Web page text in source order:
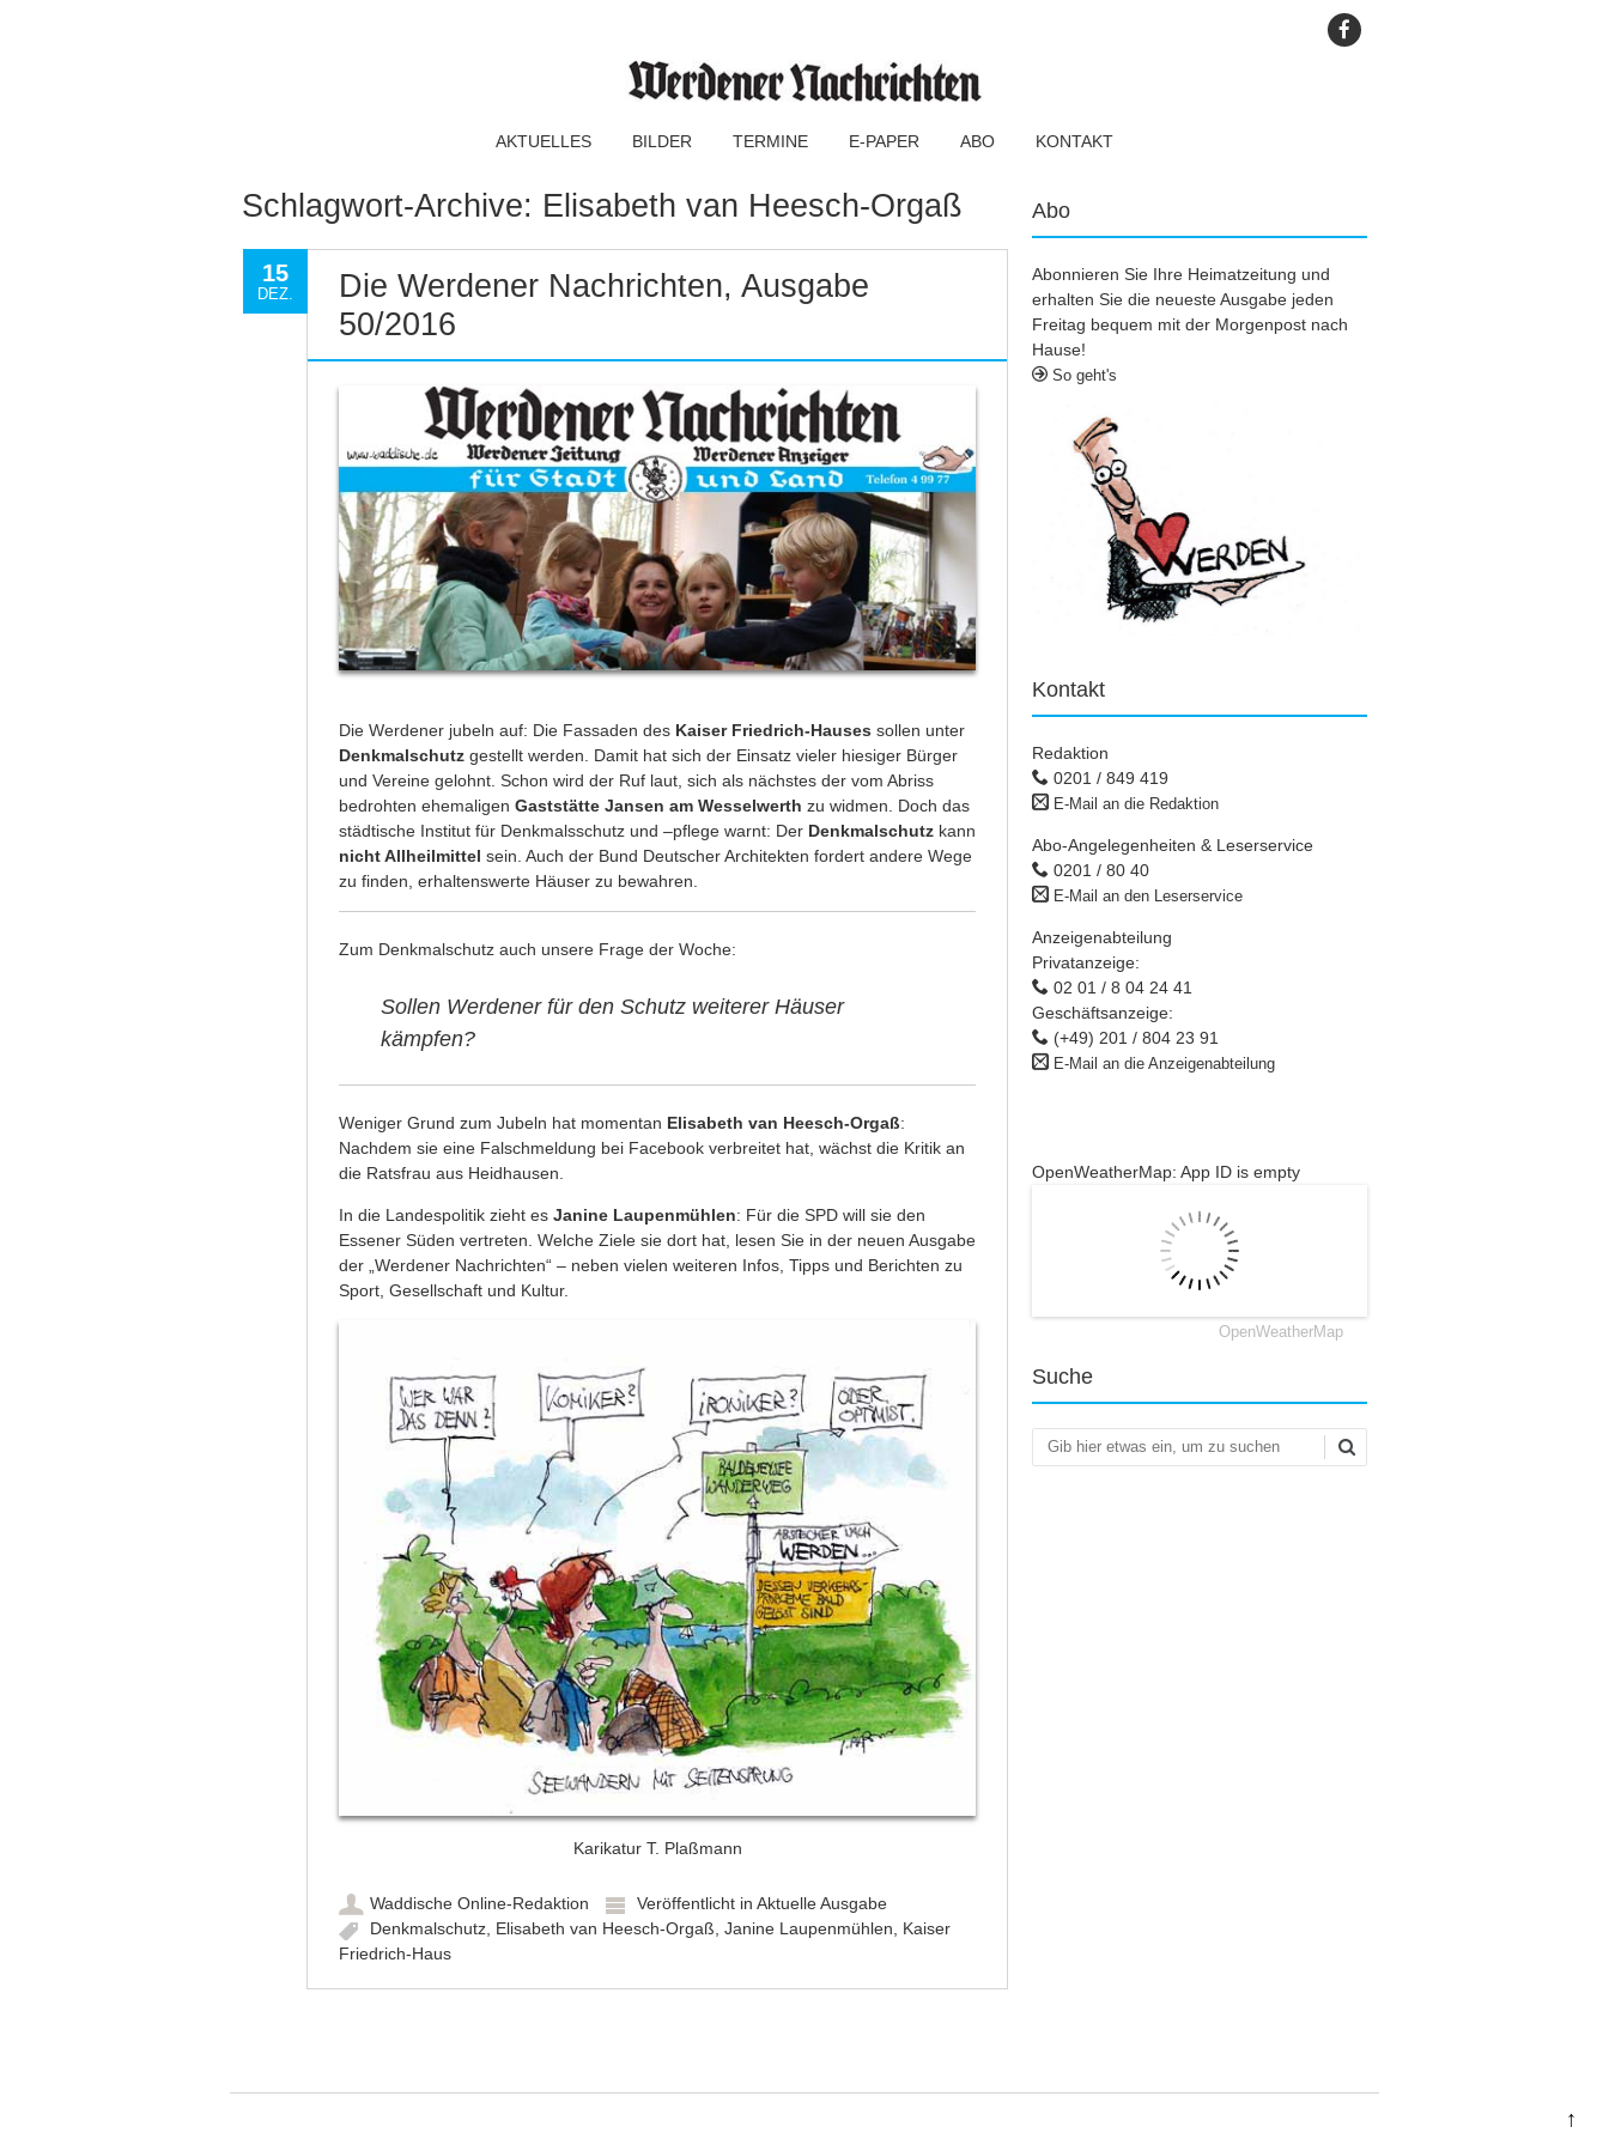
AKTUELLES BILDER TERMINE E-PAPER ABO KONTAKT
Schlagwort-Archive: Elisabeth van Heesch-Orgaß
15
DEZ.
Die Werdener Nachrichten, Ausgabe
50/2016
Die Werdener jubeln auf: Die Fassaden des Kaiser Friedrich-Hauses sollen unter
Denkmalschutzgestellt werden. Damit hat sich der Einsatz vieler hiesiger Bürger
und Vereine gelohnt. Schon wird der Ruf laut, sich als nächstes der vom Abriss
bedrohten ehemaligen Gaststätte Jansen am Wesselwerth zu widmen. Doch das
städtische Institut für Denkmalsschutz und –pflege warnt: Der Denkmalschutzkann
nicht Allheilmittel sein. Auch der Bund Deutscher Architekten fordert andere Wege
zu finden, erhaltenswerte Häuser zu bewahren.
Zum Denkmalschutz auch unsere Frage der Woche:
Sollen Werdener für den Schutz weiterer Häuser
kämpfen?
Weniger Grund zum Jubeln hat momentan Elisabeth van Heesch-Orgaß:
Nachdem sie eine Falschmeldung bei Facebook verbreitet hat, wächst die Kritik an
die Ratsfrau aus Heidhausen.
In die Landespolitik zieht es Janine Laupenmühlen: Für die SPD will sie den
Essener Süden vertreten. Welche Ziele sie dort hat, lesen Sie in der neuen Ausgabe
der „Werdener Nachrichten“ – neben vielen weiteren Infos, Tipps und Berichten zu
Sport, Gesellschaft und Kultur.
Karikatur T. Plaßmann
Waddische Online-Redaktion Veröffentlicht in Aktuelle Ausgabe
Denkmalschutz, Elisabeth van Heesch-Orgaß Janine Laupenmühlen
Kaiser
Friedrich-Haus
Abo
Abonnieren Sie Ihre Heimatzeitung und
erhalten Sie die neueste Ausgabe jeden
Freitag bequem mit der Morgenpost nach
Hause!
So geht's
Kontakt
Redaktion
0201 / 849 419
E-Mail an die Redaktion
Abo-Angelegenheiten & Leserservice
0201 / 80 40
E-Mail an den Leserservice
Anzeigenabteilung
Privatanzeige:
02 01 / 8 04 24 41
Geschäftsanzeige:
(+49) 201 / 804 23 91
E-Mail an die Anzeigenabteilung
OpenWeatherMap: App ID is empty
OpenWeatherMap
Suche
Suchen
↑